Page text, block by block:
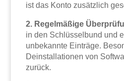
ist das Konto zusätzlich
2. Regelmäßige
in den Schlüsselbund und
unbekannte Einträge.
Deinstallationen von
zurück.